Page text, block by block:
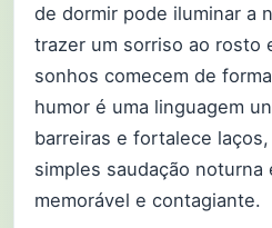
de dormir pode iluminar a
trazer um sorriso ao rosto
sonhos comecem de
humor é uma linguagem
barreiras e fortalece
simples saudação noturna
memorável e contagiante.